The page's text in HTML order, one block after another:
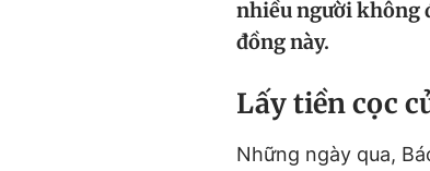
nhiều người không
đồng này.
Lấy tiền cọc
Những ngày qua,